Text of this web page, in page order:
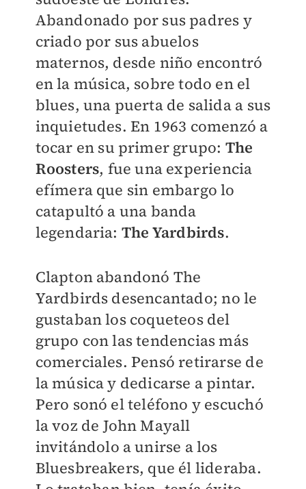
Abandonado por sus padres y
criado por sus abuelos
maternos, desde niño encontró
en la música, sobre todo en el
blues, una puerta de salida a sus
inquietudes. En 1963 comenzó a
tocar en su primer grupo: The
Roosters, fue una experiencia
efímera que sin embargo lo
catapultó a una banda
legendaria: The Yardbirds.
Clapton abandonó The
Yardbirds desencantado; no le
gustaban los coqueteos del
grupo con las tendencias más
comerciales. Pensó retirarse de
la música y dedicarse a pintar.
Pero sonó el teléfono y escuchó
la voz de John Mayall
invitándolo a unirse a los
Bluesbreakers, que él lideraba.